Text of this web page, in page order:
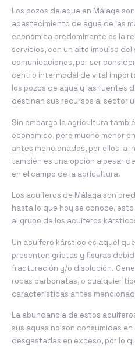
Los pozos de agua en Málaga
abastecimiento de agua de las
económica predominante es la
servicios, con un alto impulso
comunicaciones, por ser
centro intermodal de vital
los pozos de agua y las fuentes
destinan sus recursos al sector
Sin embargo la agricultura
económico, pero mucho menor
antes mencionados, por ellos la
también es una opción a pesar
en el campo de la agricultura.
Los acuíferos de Málaga son
hasta lo que hoy se conoce,
al grupo de los acuíferos
Un acuífero kárstico es aquel
presenten grietas y fisuras
fracturación y/o disolución.
rocas carbonatas, o cualquier
características antes
La abundancia de estos
sus aguas no son consumidas
desgastadas en exceso, por lo